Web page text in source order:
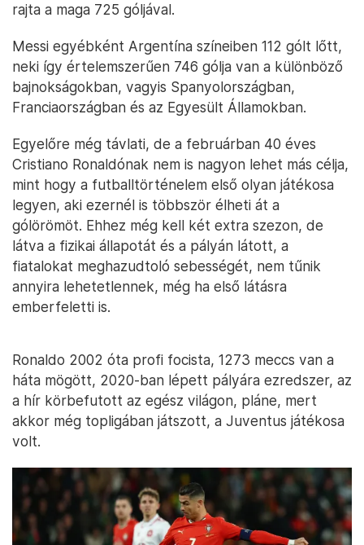
rajta a maga 725 góljával.
Messi egyébként Argentína színeiben 112 gólt lőtt,
neki így értelemszerűen 746 gólja van a különböző
bajnokságokban, vagyis Spanyolországban,
Franciaországban és az Egyesült Államokban.
Egyelőre még távlati, de a februárban 40 éves
Cristiano Ronaldónak nem is nagyon lehet más célja,
mint hogy a futballtörténelem első olyan játékosa
legyen, aki ezernél is többször élheti át a
gólörömöt. Ehhez még kell két extra szezon, de
látva a fizikai állapotát és a pályán látott, a
fiatalokat meghazudtoló sebességét, nem tűnik
annyira lehetetlennek, még ha első látásra
emberfeletti is.
Ronaldo 2002 óta profi focista, 1273 meccs van a
háta mögött, 2020-ban lépett pályára ezredszer, az
a hír körbefutott az egész világon, pláne, mert
akkor még topligában játszott, a Juventus játékosa
volt.